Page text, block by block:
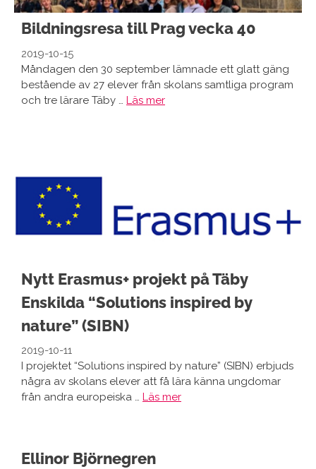
Bildningsresa till Prag vecka 40
2019-10-15
Måndagen den 30 september lämnade ett glatt gäng
bestående av 27 elever från skolans samtliga program
och tre lärare Täby … Läs mer
Nytt Erasmus+ projekt på Täby
Enskilda “Solutions inspired by
nature” (SIBN)
2019-10-11
I projektet “Solutions inspired by nature” (SIBN) erbjuds
några av skolans elever att få lära känna ungdomar
från andra europeiska … Läs mer
Ellinor Björnegren